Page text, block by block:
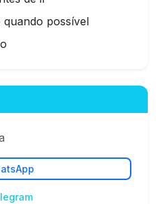
possível